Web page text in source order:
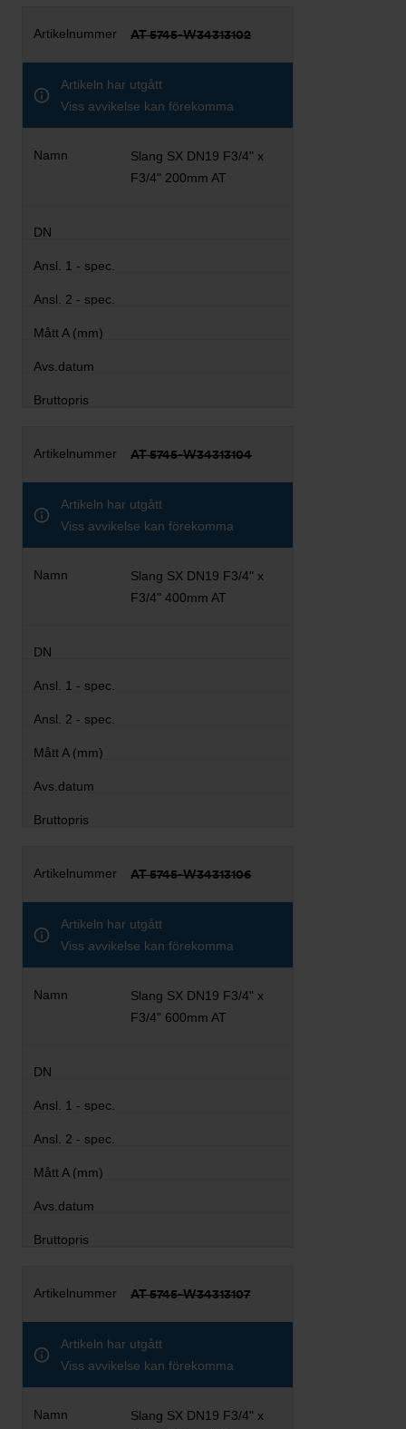
AT 5745-W34313102
Artikeln har utgått
Viss avvikelse kan förekomma
Slang SX DN19 F3/4" x
F3/4" 200mm AT
AT 5745-W34313104
Artikeln har utgått
Viss avvikelse kan förekomma
Slang SX DN19 F3/4" x
F3/4" 400mm AT
AT 5745-W34313106
Artikeln har utgått
Viss avvikelse kan förekomma
Slang SX DN19 F3/4" x
F3/4" 600mm AT
AT 5745-W34313107
Artikeln har utgått
Viss avvikelse kan förekomma
Slang SX DN19 F3/4" x